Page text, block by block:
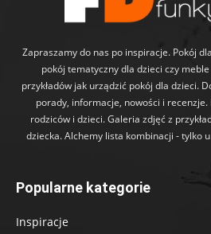
Zapraszamy do nas po inspiracje. Pokój
pokój tematyczny dla dzieci czy
przykładów jak urządzić pokój dla dzieci.
porady, informacje, nowości i
rodziców i dzieci. Galeria zdjęć z
dziecka. Alchemy lista kombinacji - tylko
Popularne kategorie
Inspiracje